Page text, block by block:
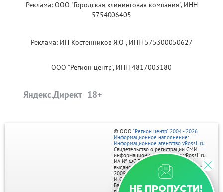
Реклама: ООО "Городская клининговая компания", ИНН
5754006405
Реклама: ИП Костенников Я.О , ИНН 575300050627
ООО "Регион центр", ИНН 4817003180
Яндекс.Директ
НЕ ПРОПУСТИ!
© ООО "Регион центр" 2004 - 2026
Информационное наполнение:
Информационное агентство vRossii.ru
Свидетельство о регистрации СМИ
информационного агентства vRossii.ru
ИА № ФС 77‑35502
выдано РОСКОМНАДЗОРом 04 марта
2009г.
И. О. Главного редактора Нарыков А. Н.
Баннеры на портале размещаются на